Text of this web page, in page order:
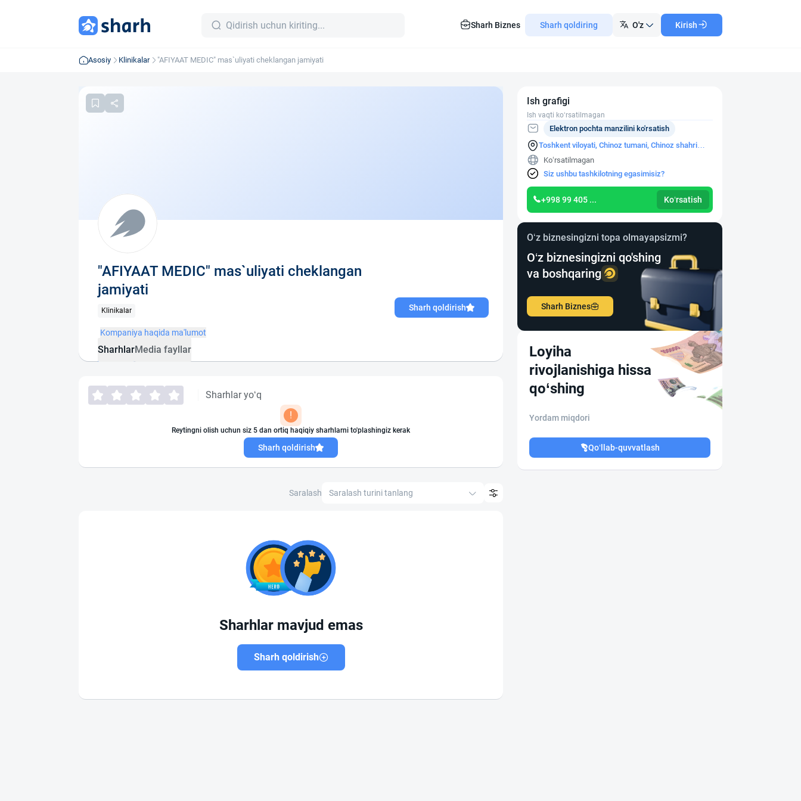
Sharh Biznes Sharh qoldiring O'z Kirish
Asosiy Klinikalar "AFIYAAT MEDIC" mas`uliyati cheklangan jamiyati
"AFIYAAT MEDIC" mas`uliyati cheklangan
jamiyati
Klinikalar Sharh qoldirish
Kompaniya haqida ma'lumot
SharhlarMedia fayllar
Sharhlar yo‘q
!
Reytingni olish uchun siz 5 dan ortiq haqiqiy sharhlarni to'plashingiz kerak
Sharh qoldirish
Saralash Saralash turini tanlang
Sharhlar mavjud emas
Sharh qoldirish
Ish grafigi
Ish vaqti ko‘rsatilmagan
Toshkent viloyati, Chinoz tumani, Chinoz shahri
Xo'ja mahallasi, Beruniy ko'chasi, 27 a-uy
Elektron pochta manzilini ko'rsatish
Ko‘rsatilmagan
Siz ushbu tashkilotning egasimisiz?
+998 99 405 ... Ko‘rsatish
O‘z biznesingizni topa olmayapsizmi?
O‘z biznesingizni qo'shing
va boshqaring
Sharh Biznes
Loyiha
rivojlanishiga hissa
qo‘shing
Yordam miqdori
Qo‘llab-quvvatlash